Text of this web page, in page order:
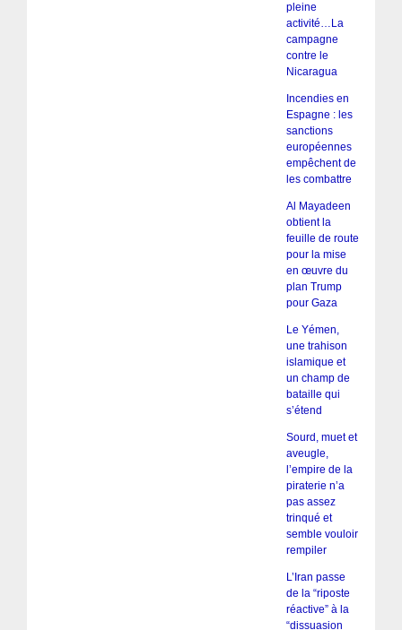
pleine
activité…La
campagne
contre le
Nicaragua
Incendies en
Espagne : les
sanctions
européennes
empêchent de
les combattre
Al Mayadeen
obtient la
feuille de route
pour la mise
en œuvre du
plan Trump
pour Gaza
Le Yémen,
une trahison
islamique et
un champ de
bataille qui
s’étend
Sourd, muet et
aveugle,
l’empire de la
piraterie n’a
pas assez
trinqué et
semble vouloir
rempiler
L’Iran passe
de la “riposte
réactive” à la
“dissuasion